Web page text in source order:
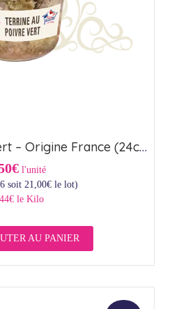
Terrine au poivre vert – Origine France (24cl)
l'unité
soit 21,00€le lot)
le Kilo
AU PANIER